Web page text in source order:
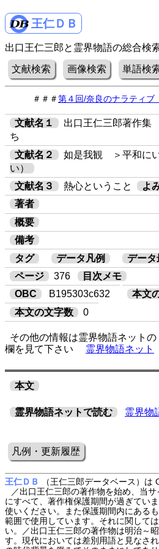
王仁ＤＢ
出口王仁三郎と霊界物語の総合検
文献検索 画像検索 単語検
＃＃＃第４回/奈良のナラティブ
文献名１
出口王仁三郎著作
ち
文献名２
如是我観 ＞平和に
い）
文献名３
熱心ということ よ
著者
概要
備考
タグ
データ凡例 データ
ページ
376
目次メモ
OBC
B195303c632 本文
本文の文字数
0
その他の情報は霊界物語ネットの
欄を見て下さい
霊界物語ネット
本文
霊界物語ネットで読む 霊界物
凡例・更新履歴
王仁ＤＢ
（王仁三郎データベース）は
／出口王仁三郎の著作物を始め、当
にすべて、著作権保護期間が過ぎてい
使いください。また保護期間内にある
範囲で使用しています。それに関して
い。／出口王仁三郎の著作物は明治～
す。現代においては差別用語と見なさ